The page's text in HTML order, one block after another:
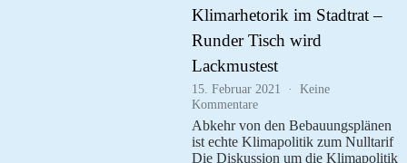
Klimarhetorik im Stadtrat –
Runder Tisch wird
Lackmustest
15. Februar 2021
Keine
Kommentarezu
Pressemitteilung
der
BI:
Abkehr von den Bebauungsplänen
ist echte Klimapolitik zum Nulltarif
Die Diskussion um die Klimapolitik